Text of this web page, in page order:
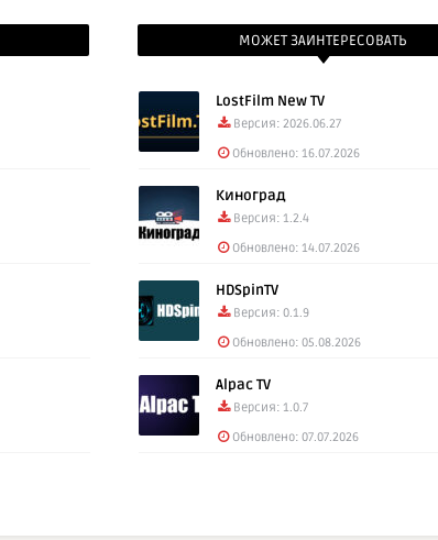
Скачать: SeasonHit 2.4.4.0 (11.20 Mb)
МОЖЕТ ЗАИНТЕРЕСОВАТЬ
LostFilm New TV
Версия: 2026.06.27
Обновлено: 16.07.2026
Киноград
Версия: 1.2.4
Обновлено: 14.07.2026
HDSpinTV
Версия: 0.1.9
Обновлено: 05.08.2026
Alpac TV
Версия: 1.0.7
Обновлено: 07.07.2026